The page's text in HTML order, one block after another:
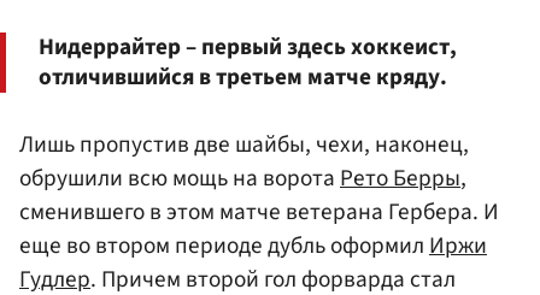
Нидеррайтер – первый здесь хоккеист,
отличившийся в третьем матче кряду.
Лишь пропустив две шайбы, чехи, наконец,
обрушили всю мощь на воротаРето Берры,
сменившего в этом матче ветерана Гербера. И
еще во втором периоде дубль оформилИржи
Гудлер. Причем второй гол форварда стал